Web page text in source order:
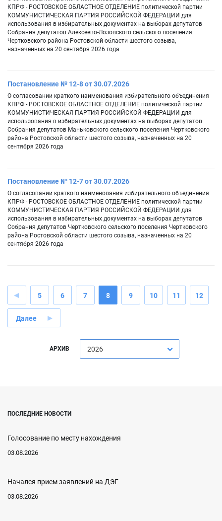
КПРФ - РОСТОВСКОЕ ОБЛАСТНОЕ ОТДЕЛЕНИЕ политической партии
КОММУНИСТИЧЕСКАЯ ПАРТИЯ РОССИЙСКОЙ ФЕДЕРАЦИИ для
использования в избирательных документах на выборах депутатов
Собрания депутатов Алексеево-Лозовского сельского поселения
Чертковского района Ростовской области шестого созыва,
назначенных на 20 сентября 2026 года
Постановление № 12-8 от 30.07.2026
О согласовании краткого наименования избирательного объединения
КПРФ - РОСТОВСКОЕ ОБЛАСТНОЕ ОТДЕЛЕНИЕ политической партии
КОММУНИСТИЧЕСКАЯ ПАРТИЯ РОССИЙСКОЙ ФЕДЕРАЦИИ для
использования в избирательных документах на выборах депутатов
Собрания депутатов Маньковского сельского поселения Чертковского
района Ростовской области шестого созыва, назначенных на 20
сентября 2026 года
Постановление № 12-7 от 30.07.2026
О согласовании краткого наименования избирательного объединения
КПРФ - РОСТОВСКОЕ ОБЛАСТНОЕ ОТДЕЛЕНИЕ политической партии
КОММУНИСТИЧЕСКАЯ ПАРТИЯ РОССИЙСКОЙ ФЕДЕРАЦИИ для
использования в избирательных документах на выборах депутатов
Собрания депутатов Чертковского сельского поселения Чертковского
района Ростовской области шестого созыва, назначенных на 20
сентября 2026 года
5 6 7 8 9 10 11 12
Далее
АРХИВ 2026
ПОСЛЕДНИЕ НОВОСТИ
Голосование по месту нахождения
03.08.2026
Начался прием заявлений на ДЭГ
03.08.2026